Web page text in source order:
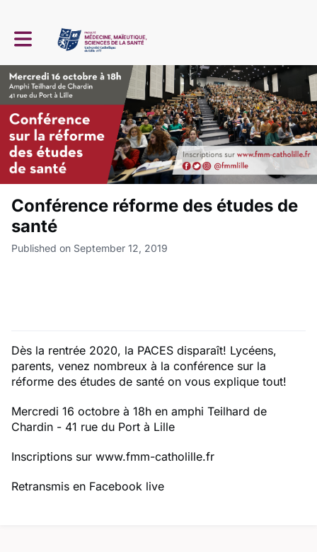
Toggle main navigation
Conférence réforme des études de
santé
Published on September 12, 2019
Dès la rentrée 2020, la PACES disparaît! Lycéens,
parents, venez nombreux à la conférence sur la
réforme des études de santé on vous explique tout!
Mercredi 16 octobre à 18h en amphi Teilhard de
Chardin - 41 rue du Port à Lille
Inscriptions sur www.fmm-catholille.fr
Retransmis en Facebook live